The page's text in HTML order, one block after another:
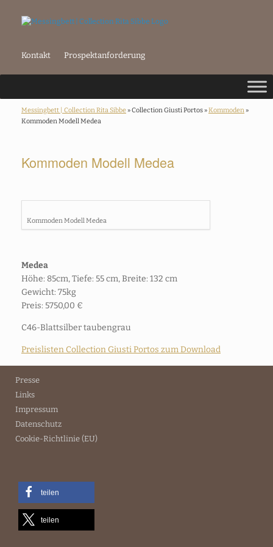
Kontakt Prospektanforderung
Messingbett | Collection Rita Sibbe» Collection Giusti Portos »Kommoden»
Kommoden Modell Medea
Kommoden Modell Medea
Kommoden Modell Medea
Medea
Höhe: 85cm, Tiefe: 55 cm, Breite: 132 cm
Gewicht: 75kg
Preis: 5750,00 €
C46-Blattsilber taubengrau
Preislisten Collection Giusti Portos zum Download
Presse
Links
Impressum
Datenschutz
Cookie-Richtlinie (EU)
teilen
teilen